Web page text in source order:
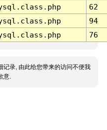
62
94
76
记录, 由此给您带来的访问不便我
意.